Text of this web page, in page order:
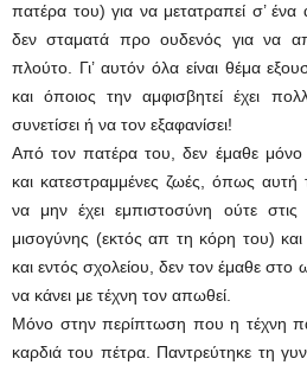
πατέρα του) για να μετατραπεί σ’
δεν σταματά προ ουδενός για να
πλούτο. Γι’ αυτόν όλα είναι θέμα
και όποιος την αμφισβητεί έχει
συνετίσει ή να τον εξαφανίσει!
Από τον πατέρα του, δεν έμαθε μόνο
και κατεστραμμένες ζωές, όπως αυτή
να μην έχει εμπιστοσύνη ούτε στις
μισογύνης (εκτός απ τη κόρη του) και
και εντός σχολείου, δεν τον έμαθε στο
να κάνει με τέχνη τον απωθεί.
Μόνο στην περίπτωση που η τέχνη
καρδιά του πέτρα. Παντρεύτηκε τη